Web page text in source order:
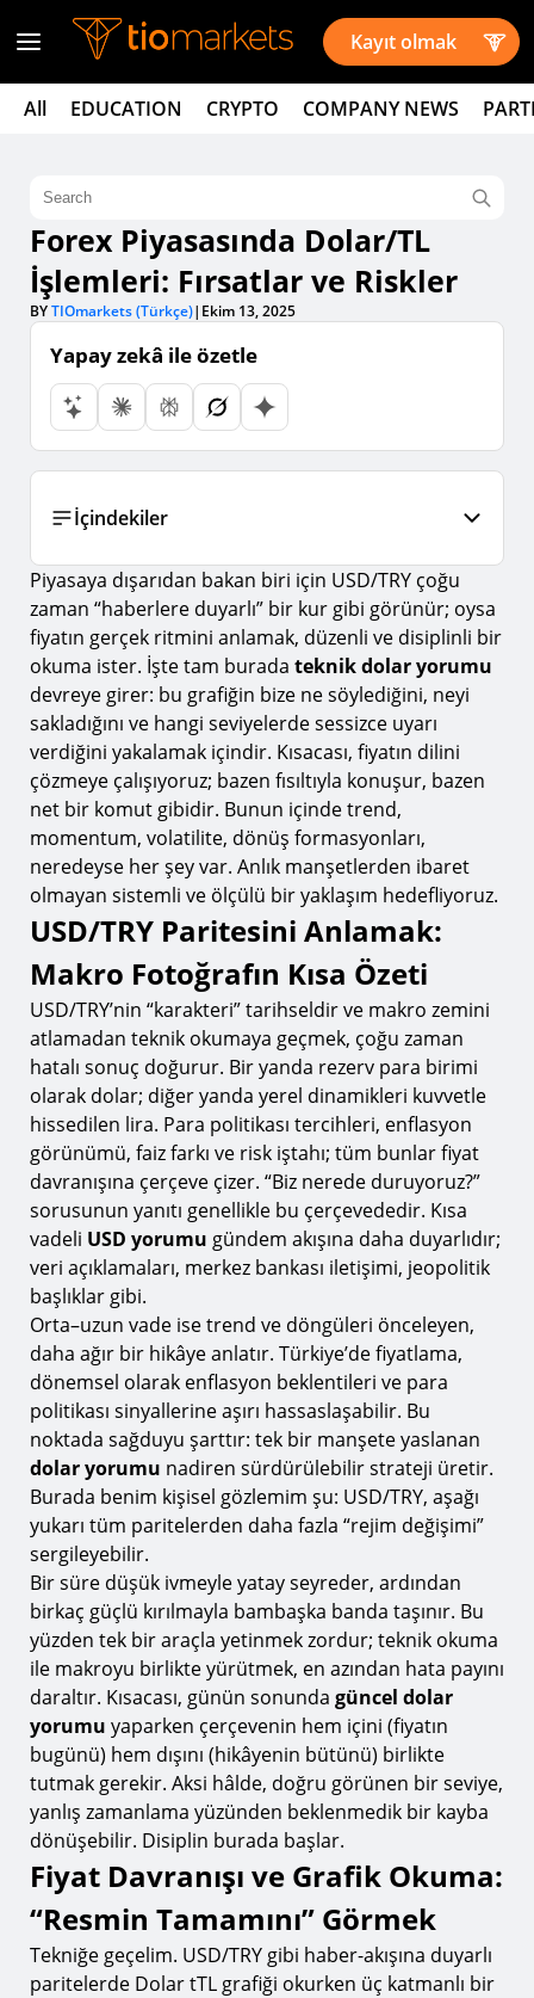
Kayıt olmak
All EDUCATION CRYPTO COMPANY NEWS
Forex Piyasasında Dolar/TL
İşlemleri: Fırsatlar ve Riskler
BYTIOmarkets (Türkçe)| Ekim 13, 2025
Yapay zekâ ile özetle
İçindekiler
USD/TRY Paritesini Anlamak: Makro Fotoğrafın
Kısa Özeti
Fiyat Davranışı ve Grafik Okuma: “Resmin
Tamamını” Görmek
1. 1) Trendin İskeleti: Zaman Dilimleri Arası Hiyerarşi
2. 2)Dönüş Sinyalleri: Formasyonlar, Mumlar, Arz–
Talep
3. 3) Volatilite ve Pozisyon Boyutu: Koruma Kalkanı
Seviye İnşası: Destek, Direnç ve Geçerlilik
Testleri
Momentum ve İvme: Hareketin Motorunu
Dinlemek
Strateji Kurmak: Planı Olan, Panik Yapmaz
Risk Yönetimi: Kazanmak Değil, Devam Etmek
Piyasa Psikolojisi: En Büyük Değişken Biziz
Zamanlama: Ne Zaman İşlem Açmalı, Ne Zaman
Beklemeli
Farklı Senaryolarla Hazırlıklı Olmak
Günlük Analiz Rutini: Disiplinin Sessiz Gücü
Kayıt Tutmak: Hafızaya Değil, Gerçeğe
Güvenmek
Stratejiyi Geliştirmek: Değişmeyen Kurallar,
Güncellenen Araçlar
Zamanla Kazanılan Şey: Güven
Sonuç: Bilgi + Disiplin = Dayanıklılık
Piyasaya dışarıdan bakan biri için USD/TRY çoğu
zaman “haberlere duyarlı” bir kur gibi görünür; oysa
fiyatın gerçek ritmini anlamak, düzenli ve disiplinli bir
okuma ister. İşte tam burada teknik dolar yorumu
devreye girer: bu grafiğin bize ne söylediğini, neyi
sakladığını ve hangi seviyelerde sessizce uyarı
verdiğini yakalamak içindir. Kısacası, fiyatın dilini
çözmeye çalışıyoruz; bazen fısıltıyla konuşur, bazen
net bir komut gibidir. Bunun içinde trend,
momentum, volatilite, dönüş formasyonları,
neredeyse her şey var. Anlık manşetlerden ibaret
olmayan sistemli ve ölçülü bir yaklaşım hedefliyoruz.
USD/TRY Paritesini Anlamak:
Makro Fotoğrafın Kısa Özeti
USD/TRY’nin “karakteri” tarihseldir ve makro zemini
atlamadan teknik okumaya geçmek, çoğu zaman
hatalı sonuç doğurur. Bir yanda rezerv para birimi
olarak dolar; diğer yanda yerel dinamikleri kuvvetle
hissedilen lira. Para politikası tercihleri, enflasyon
görünümü, faiz farkı ve risk iştahı; tüm bunlar fiyat
davranışına çerçeve çizer. “Biz nerede duruyoruz?”
sorusunun yanıtı genellikle bu çerçevededir. Kısa
vadeli USD yorumu gündem akışına daha duyarlıdır;
veri açıklamaları, merkez bankası iletişimi, jeopolitik
başlıklar gibi.
Orta–uzun vade ise trend ve döngüleri önceleyen,
daha ağır bir hikâye anlatır. Türkiye’de fiyatlama,
dönemsel olarak enflasyon beklentileri ve para
politikası sinyallerine aşırı hassaslaşabilir. Bu
noktada sağduyu şarttır: tek bir manşete yaslanan
dolar yorumu nadiren sürdürülebilir strateji üretir.
Burada benim kişisel gözlemim şu: USD/TRY, aşağı
yukarı tüm paritelerden daha fazla “rejim değişimi”
sergileyebilir.
Bir süre düşük ivmeyle yatay seyreder, ardından
birkaç güçlü kırılmayla bambaşka banda taşınır. Bu
yüzden tek bir araçla yetinmek zordur; teknik okuma
ile makroyu birlikte yürütmek, en azından hata payını
daraltır. Kısacası, günün sonunda güncel dolar
yorumu yaparken çerçevenin hem içini (fiyatın
bugünü) hem dışını (hikâyenin bütünü) birlikte
tutmak gerekir. Aksi hâlde, doğru görünen bir seviye,
yanlış zamanlama yüzünden beklenmedik bir kayba
dönüşebilir. Disiplin burada başlar.
Fiyat Davranışı ve Grafik Okuma:
“Resmin Tamamını” Görmek
Tekniğe geçelim. USD/TRY gibi haber-akışına duyarlı
paritelerde Dolar tTL grafiği okurken üç katmanlı bir